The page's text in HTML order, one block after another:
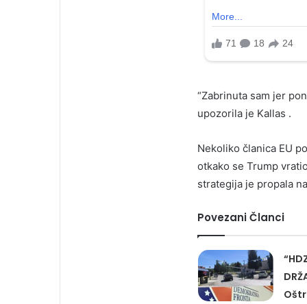
“Zabrinuta sam jer
upozorila je Kallas .
Nekoliko članica EU
otkako se Trump
strategija je propala
Povezani Članci